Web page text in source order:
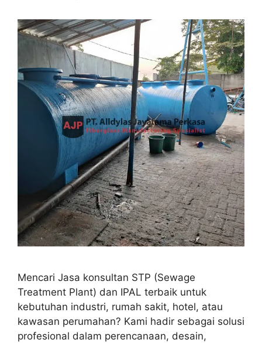
Mencari Jasa konsultan STP (Sewage
Treatment Plant) dan IPAL terbaik untuk
kebutuhan industri, rumah sakit, hotel, atau
kawasan perumahan? Kami hadir sebagai solusi
profesional dalam perencanaan, desain,